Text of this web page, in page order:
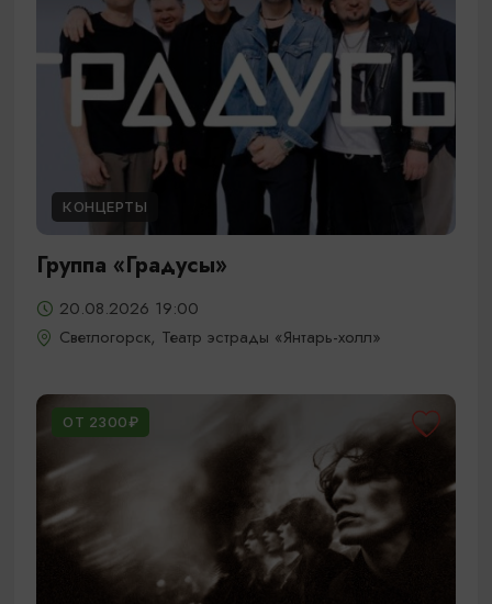
КОНЦЕРТЫ
Группа «Градусы»
20.08.2026 19:00
Светлогорск, Театр эстрады «Янтарь-холл»
ОТ 2300₽